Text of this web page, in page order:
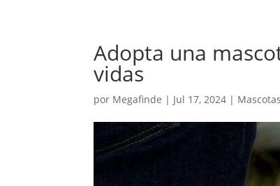
Adopta una
vidas
por Megafinde | Jul 17, 2024 | Mascotas